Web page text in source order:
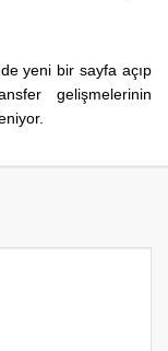
yeni bir sayfa açıp
gelişmelerinin